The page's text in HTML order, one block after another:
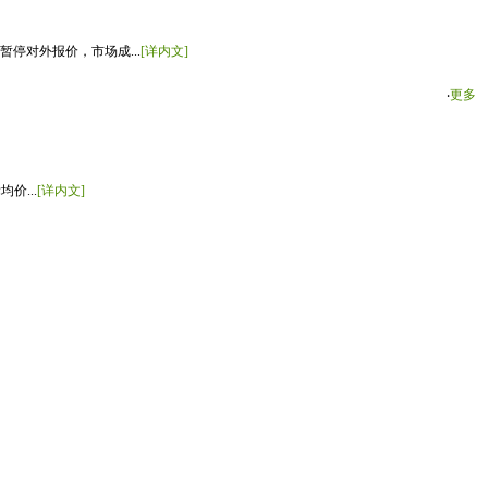
停对外报价，市场成...[详内文]
‧更多
价... [详内文]